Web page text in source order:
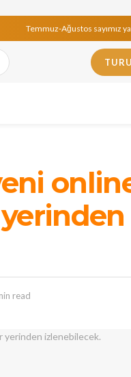
Temmuz-Ağustos sayımız
read